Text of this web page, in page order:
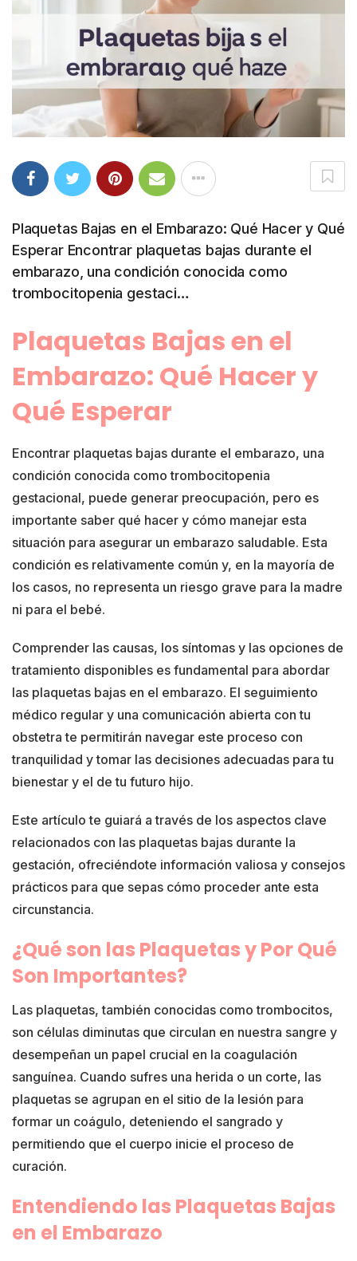
Plaquetas Bajas en el Embarazo: Qué Hacer y Qué
Esperar Encontrar plaquetas bajas durante el
embarazo, una condición conocida como
trombocitopenia gestaci…
Plaquetas Bajas en el
Embarazo: Qué Hacer y
Qué Esperar
Encontrar plaquetas bajas durante el embarazo, una
condición conocida como trombocitopenia
gestacional, puede generar preocupación, pero es
importante saber qué hacer y cómo manejar esta
situación para asegurar un embarazo saludable. Esta
condición es relativamente común y, en la mayoría de
los casos, no representa un riesgo grave para la madre
ni para el bebé.
Comprender las causas, los síntomas y las opciones de
tratamiento disponibles es fundamental para abordar
las plaquetas bajas en el embarazo. El seguimiento
médico regular y una comunicación abierta con tu
obstetra te permitirán navegar este proceso con
tranquilidad y tomar las decisiones adecuadas para tu
bienestar y el de tu futuro hijo.
Este artículo te guiará a través de los aspectos clave
relacionados con las plaquetas bajas durante la
gestación, ofreciéndote información valiosa y consejos
prácticos para que sepas cómo proceder ante esta
circunstancia.
¿Qué son las Plaquetas y Por Qué
Son Importantes?
Las plaquetas, también conocidas como trombocitos,
son células diminutas que circulan en nuestra sangre y
desempeñan un papel crucial en la coagulación
sanguínea. Cuando sufres una herida o un corte, las
plaquetas se agrupan en el sitio de la lesión para
formar un coágulo, deteniendo el sangrado y
permitiendo que el cuerpo inicie el proceso de
curación.
Entendiendo las Plaquetas Bajas
en el Embarazo